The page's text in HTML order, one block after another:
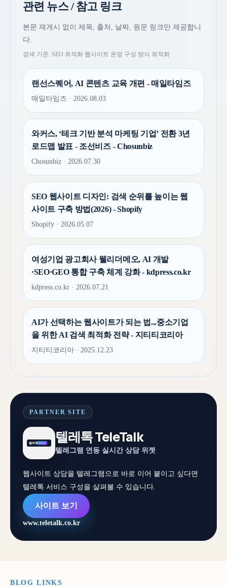
관련 뉴스 / 참고 링크
본문 재게시 없이 제목, 출처, 날짜, 원문 링크만 제공합니
다.
검색 기준: SEO 최적화 웹사이트 운영 구성 방식 최적화
랜선스퀘어, AI 콘텐츠 교육 개편 - 매일타임즈
매일타임즈 · 2026.08.03
와커스, ‘테크 기반 분석 마케팅 기업’ 전환 3년
로드맵 발표 - 조선비즈 - Chosunbiz
Chosunbiz · 2026.07.30
SEO 웹사이트 디자인: 검색 순위를 높이는 웹
사이트 구축 방법(2026) - Shopify
Shopify · 2026.05.07
여성기업 광고회사 웰리더메오, AI 개발
·SEO·GEO 통합 구축 체계 강화 - kdpress.co.kr
kdpress.co.kr · 2026.07.21
AI가 선택하는 웹사이트가 되는 법...중소기업
을 위한 AI 검색 최적화 전략 - 지티티코리아
지티티코리아 · 2025.12.23
PARTNER SITE
텔레톡 TeleTalk
텔레그램 연동 실시간 상담 위젯
웹사이트 상담을 텔레그램으로 바로 이어 붙이고 싶다면
텔레톡 서비스 구성을 살펴볼 수 있습니다.
사이트 보기
www.teletalk.co.kr
BLOG LINKS